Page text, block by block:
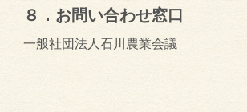
８．お問い合わせ窓口
一般社団法人石川農業会議